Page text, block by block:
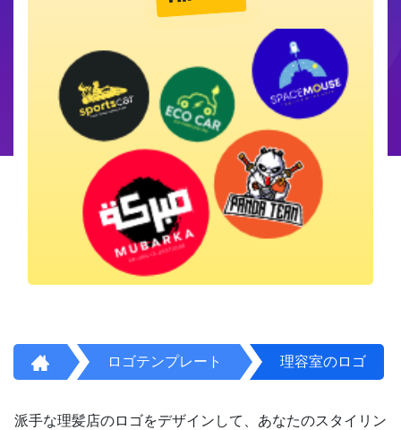
ロゴテンプレート 理容室のロゴ
派手な理髪店のロゴをデザインして、あなたのスタイリン